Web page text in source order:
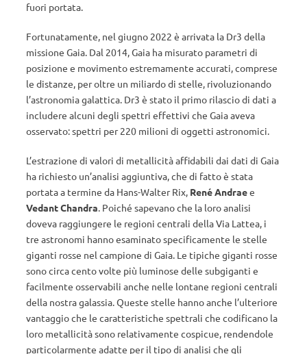
fuori portata.
Fortunatamente, nel giugno 2022 è arrivata la Dr3 della
missione Gaia. Dal 2014, Gaia ha misurato parametri di
posizione e movimento estremamente accurati, comprese
le distanze, per oltre un miliardo di stelle, rivoluzionando
l’astronomia galattica. Dr3 è stato il primo rilascio di dati a
includere alcuni degli spettri effettivi che Gaia aveva
osservato: spettri per 220 milioni di oggetti astronomici.
L’estrazione di valori di metallicità affidabili dai dati di Gaia
ha richiesto un’analisi aggiuntiva, che di fatto è stata
portata a termine da Hans-Walter Rix, René Andraee
Vedant Chandra. Poiché sapevano che la loro analisi
doveva raggiungere le regioni centrali della Via Lattea, i
tre astronomi hanno esaminato specificamente le stelle
giganti rosse nel campione di Gaia. Le tipiche giganti rosse
sono circa cento volte più luminose delle subgiganti e
facilmente osservabili anche nelle lontane regioni centrali
della nostra galassia. Queste stelle hanno anche l’ulteriore
vantaggio che le caratteristiche spettrali che codificano la
loro metallicità sono relativamente cospicue, rendendole
particolarmente adatte per il tipo di analisi che gli